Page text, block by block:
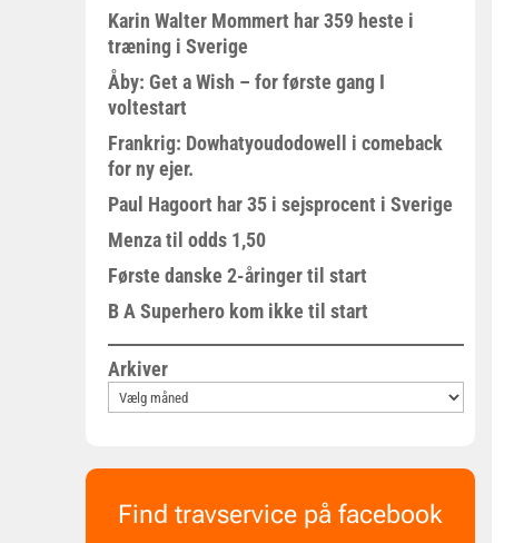
Karin Walter Mommert har 359 heste i
træning i Sverige
Åby: Get a Wish – for første gang I
voltestart
Frankrig: Dowhatyoudodowell i comeback
for ny ejer.
Paul Hagoort har 35 i sejsprocent i Sverige
Menza til odds 1,50
Første danske 2-åringer til start
B A Superhero kom ikke til start
Arkiver
Find travservice på facebook